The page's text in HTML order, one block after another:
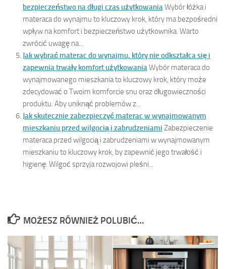
bezpieczeństwo na długi czas użytkowania Wybór łóżka i
materaca do wynajmu to kluczowy krok, który ma bezpośredni
wpływ na komfort i bezpieczeństwo użytkownika. Warto
zwrócić uwagę na...
Jak wybrać materac do wynajmu, który nie odkształca się i
zapewnia trwały komfort użytkowania Wybór materaca do
wynajmowanego mieszkania to kluczowy krok, który może
zdecydować o Twoim komforcie snu oraz długowieczności
produktu. Aby uniknąć problemów z...
Jak skutecznie zabezpieczyć materac w wynajmowanym
mieszkaniu przed wilgocią i zabrudzeniami Zabezpieczenie
materaca przed wilgocią i zabrudzeniami w wynajmowanym
mieszkaniu to kluczowy krok, by zapewnić jego trwałość i
higienę. Wilgoć sprzyja rozwojowi pleśni...
MOŻESZ RÓWNIEŻ POLUBIĆ…